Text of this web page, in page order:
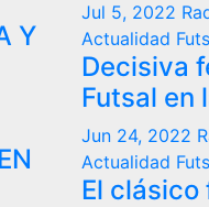
Y
Jul 5, 2022
Actualidad
Decisiva
Futsal en
Jun 24, 2022
Actualidad
El clásico